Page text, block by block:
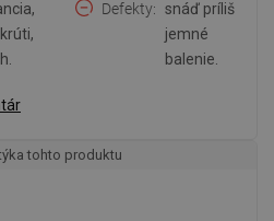
Defekty
snáď príliš
jemné
balenie.
tohto produktu